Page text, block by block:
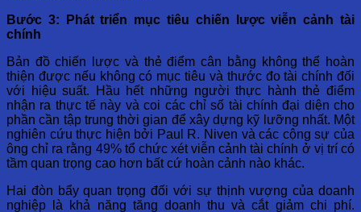
Bước 3: Phát triển mục tiêu chiến lược viễn cảnh tài
chính
Bản đồ chiến lược và thẻ điểm cân bằng không thể hoàn
thiện được nếu không có mục tiêu và thước đo tài chính đối
với hiệu suất. Hầu hết những người thực hành thẻ điểm
nhận ra thực tế này và coi các chỉ số tài chính đại diện cho
phần cần tập trung thời gian để xây dựng kỹ lưỡng nhất. Một
nghiên cứu thực hiện bởi Paul R. Niven và các cộng sự của
ông chỉ ra rằng 49% tổ chức xét viễn cảnh tài chính ở vị trí có
tầm quan trọng cao hơn bất cứ hoàn cảnh nào khác.
Hai đòn bẩy quan trọng đối với sự thịnh vượng của doanh
nghiệp là khả năng tăng doanh thu và cắt giảm chi phí.